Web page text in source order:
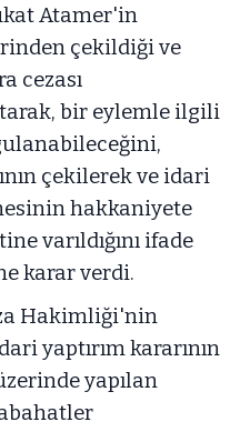
Atamer'in
çekildiği ve
cezası
bir eylemle ilgili
çekilerek ve idari
hakkaniyete
varıldığını ifade
karar verdi.
Hakimliği'nin
yaptırım kararının
yapılan